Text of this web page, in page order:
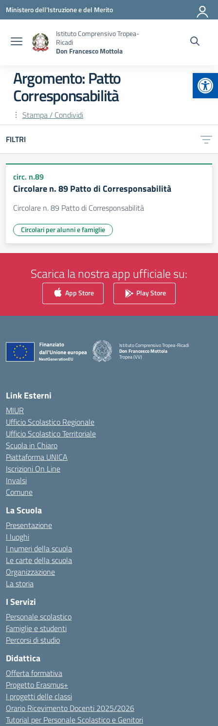
Vai ai contenuti
Vai al menu di navigazione
Vai al footer
Ministero dell'Istruzione e del Merito
Istituto Comprensivo Tropea-
Ricadi
Don Francesco Mottola
Argomento: Patto
Corresponsabilità
Stampa / Condividi
FILTRI
circ. n.89
Circolare n. 89 Patto di Corresponsabilità
Circolare n. 89 Patto di Corresponsabilità
Circolari per alunni e famiglie
Scarica la nostra app ufficiale su:
App Store Play Store
Istituto Comprensivo Tropea-Ricadi
Don Francesco Mottola
Tropea (VV)
— Visita la pagina iniziale della scuola
Link Esterni
MIUR
Ufficio Scolastico Regionale
Ufficio Scolastico Territoriale
Scuola in Chiaro
Piattaforma UNICA
Iscrizioni On Line
Invalsi
Comune
La Scuola
Presentazione
I luoghi
I numeri della scuola
Le carte della scuola
Organizzazione
La storia
I Servizi
Personale scolastico
Famiglie e studenti
Percorsi di studio
Didattica
Offerta formativa
Progetto Erasmus+
I progetti delle classi
Orario Ricevimento Docenti 2025/2026
Tutorial per Personale Scolastico e Genitori